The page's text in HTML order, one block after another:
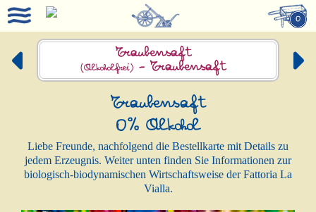
0
Traubensaft
(Alkoholfrei)- Traubensaft
Traubensaft
0% Alkohol
Liebe Freunde, nachfolgend die Bestellkarte mit Details zu
jedem Erzeugnis. Weiter unten finden Sie Informationen zur
biologisch-biodynamischen Wirtschaftsweise der Fattoria La
Vialla.